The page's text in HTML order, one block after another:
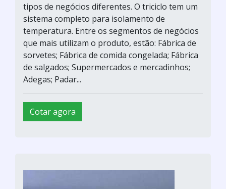
tipos de negócios diferentes. O triciclo tem um
sistema completo para isolamento de
temperatura. Entre os segmentos de negócios
que mais utilizam o produto, estão: Fábrica de
sorvetes; Fábrica de comida congelada; Fábrica
de salgados; Supermercados e mercadinhos;
Adegas; Padar...
Cotar agora